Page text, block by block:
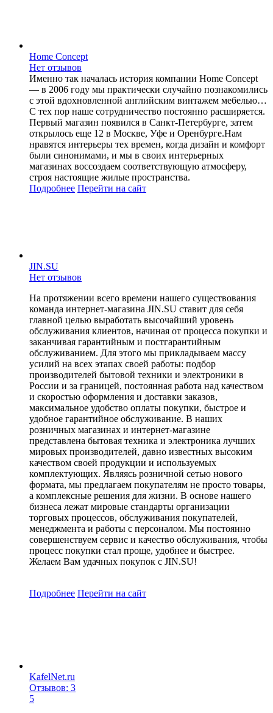
Home Concept
Нет отзывов
Именно так началась история компании Home Concept
— в 2006 году мы практически случайно познакомились
с этой вдохновленной английским винтажем мебелью…
С тех пор наше сотрудничество постоянно расширяется.
Первый магазин появился в Санкт-Петербурге, затем
открылось еще 12 в Москве, Уфе и Оренбурге.Нам
нравятся интерьеры тех времен, когда дизайн и комфорт
были синонимами, и мы в своих интерьерных
магазинах воссоздаем соответствующую атмосферу,
строя настоящие жилые пространства.
Подробнее Перейти на сайт
JIN.SU
Нет отзывов
На протяжении всего времени нашего существования
команда интернет-магазина JIN.SU ставит для себя
главной целью выработать высочайший уровень
обслуживания клиентов, начиная от процесса покупки и
заканчивая гарантийным и постгарантийным
обслуживанием. Для этого мы прикладываем массу
усилий на всех этапах своей работы: подбор
производителей бытовой техники и электроники в
России и за границей, постоянная работа над качеством
и скоростью оформления и доставки заказов,
максимальное удобство оплаты покупки, быстрое и
удобное гарантийное обслуживание. В наших
розничных магазинах и интернет-магазине
представлена бытовая техника и электроника лучших
мировых производителей, давно известных высоким
качеством своей продукции и используемых
комплектующих. Являясь розничной сетью нового
формата, мы предлагаем покупателям не просто товары,
а комплексные решения для жизни. В основе нашего
бизнеса лежат мировые стандарты организации
торговых процессов, обслуживания покупателей,
менеджмента и работы с персоналом. Мы постоянно
совершенствуем сервис и качество обслуживания, чтобы
процесс покупки стал проще, удобнее и быстрее.
Желаем Вам удачных покупок с JIN.SU!
Подробнее Перейти на сайт
KafelNet.ru
Отзывов: 3
5